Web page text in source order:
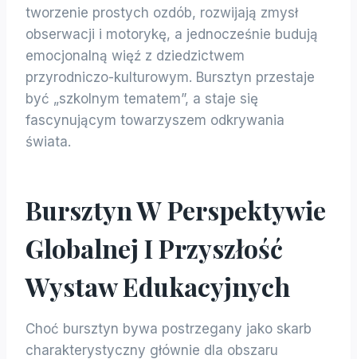
tworzenie prostych ozdób, rozwijają zmysł
obserwacji i motorykę, a jednocześnie budują
emocjonalną więź z dziedzictwem
przyrodniczo-kulturowym. Bursztyn przestaje
być „szkolnym tematem”, a staje się
fascynującym towarzyszem odkrywania
świata.
Bursztyn W Perspektywie
Globalnej I Przyszłość
Wystaw Edukacyjnych
Choć bursztyn bywa postrzegany jako skarb
charakterystyczny głównie dla obszaru